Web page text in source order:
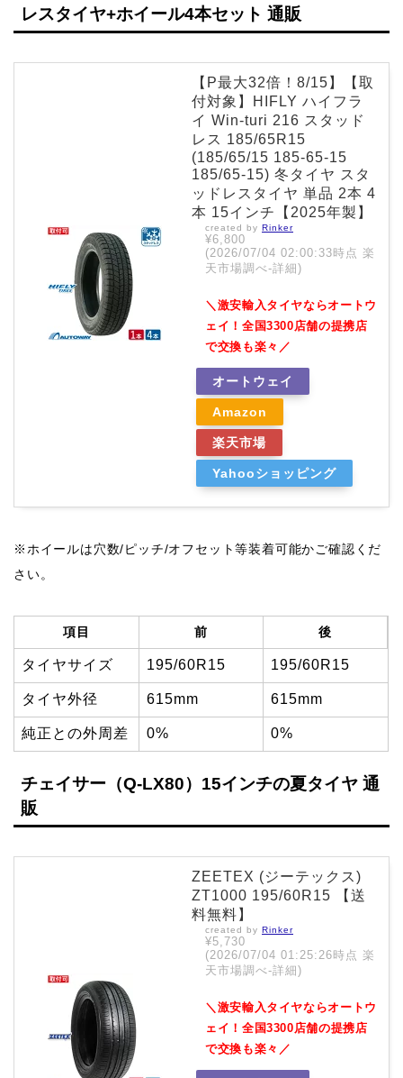
レスタイヤ+ホイール4本セット 通販
【P最大32倍！8/15】【取
付対象】HIFLY ハイフラ
イ Win-turi 216 スタッド
レス 185/65R15
(185/65/15 185-65-15
185/65-15) 冬タイヤ スタ
ッドレスタイヤ 単品 2本 4
本 15インチ【2025年製】
created by Rinker
¥6,800
(2026/07/04 02:00:33時点 楽
天市場調べ-詳細)
＼激安輸入タイヤならオートウ
ェイ！全国3300店舗の提携店
で交換も楽々／
オートウェイ
Amazon
楽天市場
Yahooショッピング
※ホイールは穴数/ピッチ/オフセット等装着可能かご確認くだ
さい。
項目 前 後
タイヤサイズ 195/60R15 195/60R15
タイヤ外径 615mm 615mm
純正との外周差 0% 0%
チェイサー（Q-LX80）15インチの夏タイヤ 通
販
ZEETEX (ジーテックス)
ZT1000 195/60R15 【送
料無料】
created by Rinker
¥5,730
(2026/07/04 01:25:26時点 楽
天市場調べ-詳細)
＼激安輸入タイヤならオートウ
ェイ！全国3300店舗の提携店
で交換も楽々／